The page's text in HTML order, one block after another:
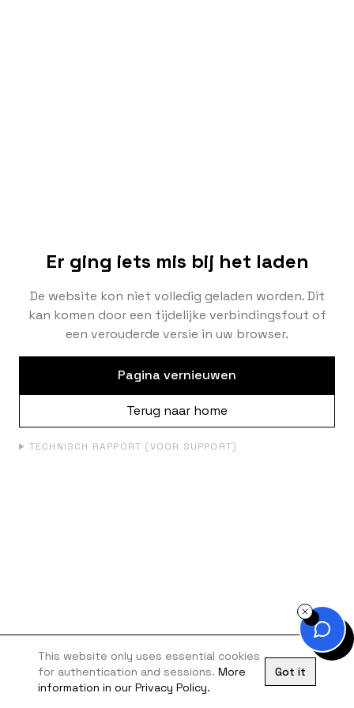
Er ging iets mis bij het laden
De website kon niet volledig geladen worden. Dit
kan komen door een tijdelijke verbindingsfout of
een verouderde versie in uw browser.
Pagina vernieuwen
Terug naar home
TECHNISCH RAPPORT (VOOR SUPPORT)
This website only uses essential cookies
for authentication and sessions. More
information in our Privacy Policy.
Got it